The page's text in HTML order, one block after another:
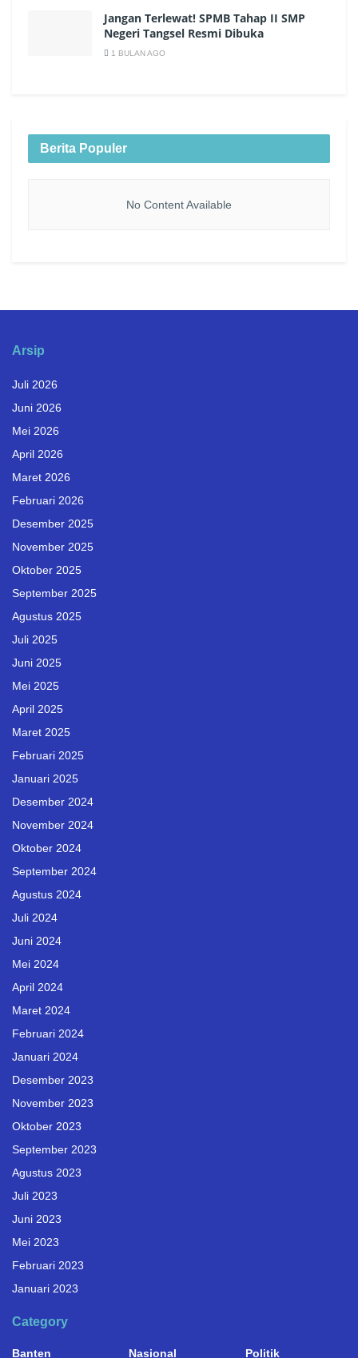
Jangan Terlewat! SPMB Tahap II SMP
Negeri Tangsel Resmi Dibuka
1 BULAN AGO
Berita Populer
No Content Available
Arsip
Juli 2026
Juni 2026
Mei 2026
April 2026
Maret 2026
Februari 2026
Desember 2025
November 2025
Oktober 2025
September 2025
Agustus 2025
Juli 2025
Juni 2025
Mei 2025
April 2025
Maret 2025
Februari 2025
Januari 2025
Desember 2024
November 2024
Oktober 2024
September 2024
Agustus 2024
Juli 2024
Juni 2024
Mei 2024
April 2024
Maret 2024
Februari 2024
Januari 2024
Desember 2023
November 2023
Oktober 2023
September 2023
Agustus 2023
Juli 2023
Juni 2023
Mei 2023
Februari 2023
Januari 2023
Category
Banten Nasional Politik